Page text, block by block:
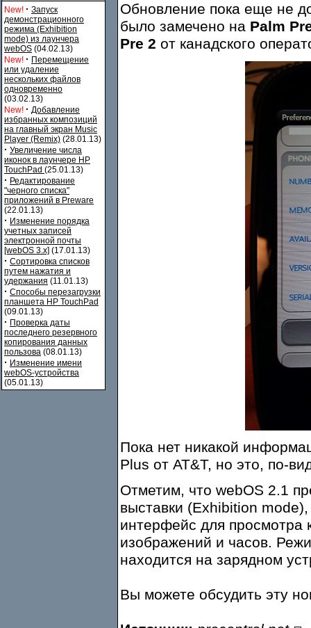
New! · Запуск
демонстрационного
режима (Exhibition
mode) из лаунчера
webOS (04.02.13)
New! · Перемещение
или удаление
нескольких файлов
одновременно
(03.02.13)
New! · Добавление
избранных композиций
на главный экран Music
Player (Remix) (28.01.13)
· Увеличение числа
иконок в лаунчере HP
TouchPad (25.01.13)
· Редактирование
"черного списка"
приложений в Preware
(22.01.13)
· Изменение порядка
учетных записей
электронной почты
[webOS 3.x] (17.01.13)
· Сортировка списков
путем нажатия и
удержания (11.01.13)
· Способы перезагрузки
планшета HP TouchPad
(09.01.13)
· Проверка даты
последнего резервного
копирования данных
пользова (08.01.13)
· Изменение имени
webOS-устройства
(05.01.13)
Обновление пока еще не
было замечено на Palm
Pre 2 от канадского
Пока нет никакой
Plus от AT&T, но это, по-
Отметим, что webOS 2.1
выставки (Exhibition
интерфейс для просмотра
изображений и часов.
находится на зарядном
Вы можете обсудить эту